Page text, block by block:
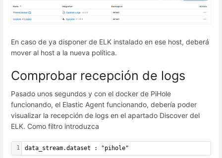
En caso de ya disponer de ELK instalado en ese host, deberá
mover al host a la nueva política.
Comprobar recepción de logs
Pasado unos segundos y con el docker de PiHole
funcionando, el Elastic Agent funcionando, debería poder
visualizar la recepción de logs en el apartado Discover del
ELK. Como filtro introduzca
1 data_stream.dataset : "pihole"